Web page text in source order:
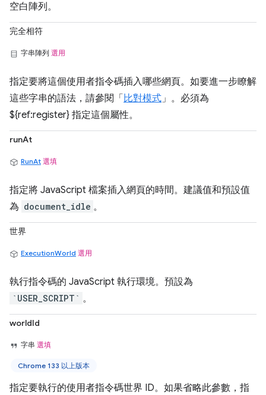
空白陣列。
完全相符
字串陣列 選用
指定要將這個使用者指令碼插入哪些網頁。如要進一步瞭解
這些字串的語法，請參閱「 比對模式」。必須為
${ref:register} 指定這個屬性。
runAt
RunAt 選填
指定將 JavaScript 檔案插入網頁的時間。建議值和預設值
為 document_idle 。
世界
ExecutionWorld 選用
執行指令碼的 JavaScript 執行環境。預設為
`USER_SCRIPT` 。
worldId
字串 選填
Chrome 133 以上版本
指定要執行的使用者指令碼世界 ID。如果省略此參數，指